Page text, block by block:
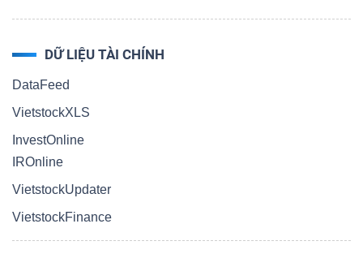
DỮ LIỆU TÀI CHÍNH
DataFeed
VietstockXLS
InvestOnline
IROnline
VietstockUpdater
VietstockFinance
tài
chính
Công
cụ